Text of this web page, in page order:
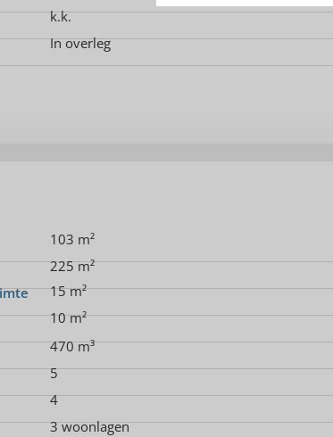
k.k.
In overleg
103 m²
225 m²
15 m²
10 m²
470 m³
5
4
3 woonlagen